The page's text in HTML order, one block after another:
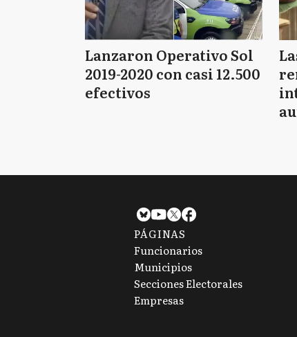
Lanzaron Operativo Sol
2019-2020 con casi 12.500
efectivos
PÁGINAS
Funcionarios
Municipios
Secciones Electorales
Empresas